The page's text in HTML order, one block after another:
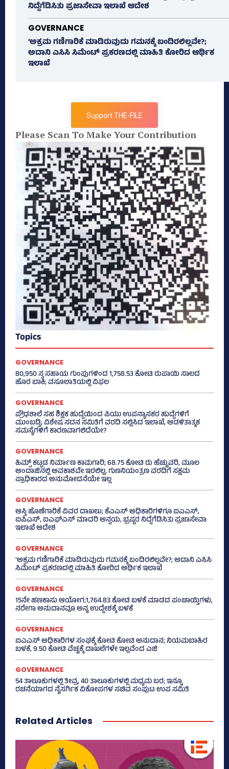
ನಿದ್ದೆಗೆಡಿಸಿತು ಪ್ರಜಾಸೇವಾ ಇಲಾಖೆ ಆದೇಶ
GOVERNANCE
‘ಅಕ್ರಮ ಗಣಿಗಾರಿಕೆ ಮಾಡಿರುವುದು ಗಮನಕ್ಕೆ ಬಂದಿರಲಿಲ್ಲವೇ?;
ಅದಾನಿ ಎಸಿಸಿ ಸಿಮೆಂಟ್ ಪ್ರಕರಣದಲ್ಲಿ ಮಾಹಿತಿ ಕೋರಿದ ಆರ್ಥಿಕ
ಇಲಾಖೆ
Support THE-FILE
Please Scan To Make Your Contribution
Topics
GOVERNANCE
80,950 ಸ್ವ ಸಹಾಯ ಗುಂಪುಗಳಿಂದ 1,758.53 ಕೋಟಿ ರುಪಾಯಿ ಸಾಲದ
ಹೊರ ಬಾಕಿ; ವಸೂಲಾತಿಯಲ್ಲಿ ವಿಫಲ
GOVERNANCE
ಪ್ರೌಢಶಾಲೆ ಸಹ ಶಿಕ್ಷಕ ಹುದ್ದೆಯಿಂದ ಪಿಯು ಉಪನ್ಯಾಸಕರ ಹುದ್ದೆಗಳಿಗೆ
ಮುಂಬಡ್ತಿ; ವಿಶೇಷ ಸದನ ಸಮಿತಿಗೆ ವರದಿ ಸಲ್ಲಿಸಿದ ಇಲಾಖೆ, ಆಡಳಿತಾತ್ಮಕ
ಸಮಸ್ಯೆಗಳಿಗೆ ಕಾರಣವಾಗಲಿದೆಯೇ?
GOVERNANCE
ಹಿಮ್ಸ್‌ ಕಟ್ಟಡ ನಿರ್ಮಾಣ ಕಾಮಗಾರಿ; 68.75 ಕೋಟಿ ರು ಹೆಚ್ಚುವರಿ, ಮೂಲ
ಅಂದಾಜಿನಲ್ಲಿ ಅವಕಾಶವೇ ಇರಲಿಲ್ಲ, ಗುಣನಿಯಂತ್ರಣ ವರದಿಗೆ ಸಕ್ಷಮ
ಪ್ರಾಧಿಕಾರದ ಅನುಮೋದನೆಯೇ ಇಲ್ಲ
GOVERNANCE
ಆಸ್ತಿ ಹೊಣೆಗಾರಿಕೆ ವಿವರ ದಾಖಲು; ಕೆಎಎಸ್ ಅಧಿಕಾರಿಗಳಿಗೂ ಐಎಎಸ್‌,
ಐಪಿಎಸ್‌, ಐಎಫ್‌ಎಸ್‌ ಮಾದರಿ ಅನ್ವಯ, ಭ್ರಷ್ಟರ ನಿದ್ದೆಗೆಡಿಸಿತು ಪ್ರಜಾಸೇವಾ
ಇಲಾಖೆ ಆದೇಶ
GOVERNANCE
‘ಅಕ್ರಮ ಗಣಿಗಾರಿಕೆ ಮಾಡಿರುವುದು ಗಮನಕ್ಕೆ ಬಂದಿರಲಿಲ್ಲವೇ?; ಅದಾನಿ ಎಸಿಸಿ
ಸಿಮೆಂಟ್ ಪ್ರಕರಣದಲ್ಲಿ ಮಾಹಿತಿ ಕೋರಿದ ಆರ್ಥಿಕ ಇಲಾಖೆ
GOVERNANCE
15ನೇ ಹಣಕಾಸು ಆಯೋಗ;1,764.83 ಕೋಟಿ ಬಳಕೆ ಮಾಡದ ಪಂಚಾಯ್ತಿಗಳು,
ನರೇಗಾ ಅನುದಾನವೂ ಅನ್ಯ ಉದ್ದೇಶಕ್ಕೆ ಬಳಕೆ
GOVERNANCE
ಐಎಎಸ್‌ ಅಧಿಕಾರಿಗಳ ಸಂಘಕ್ಕೆ ಕೋಟಿ ಕೋಟಿ ಅನುದಾನ; ನಿಯಮಬಾಹಿರ
ಬಳಕೆ, 9.50 ಕೋಟಿ ವೆಚ್ಚಕ್ಕೆ ದಾಖಲೆಗಳೇ ಇಲ್ಲವೆಂದ ಎಜಿ
GOVERNANCE
54 ತಾಲೂಕುಗಳಲ್ಲಿ ತೀವ್ರ, 40 ತಾಲೂಕುಗಳಲ್ಲಿ ಮಧ್ಯಮ ಬರ; ಇನ್ನೂ
ರಚನೆಯಾಗದ ನೈಸರ್ಗಿಕ ವಿಕೋಪಗಳ ಸಚಿವ ಸಂಪುಟ ಉಪ ಸಮಿತಿ
Related Articles